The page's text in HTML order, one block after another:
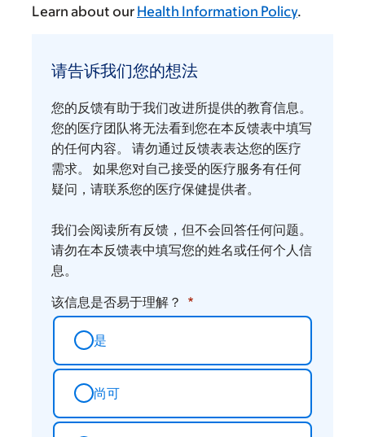
Learn about our Health Information Policy.
告
我
们
您
的
想
请告诉我们您的想法
您的反馈有助于我们改进所提供的教育信息。
您的医疗团队将无法看到您在本反馈表中填写
的任何内容。 请勿通过反馈表表达您的医疗
需求。 如果您对自己接受的医疗服务有任何
疑问，请联系您的医疗保健提供者。
我们会阅读所有反馈，但不会回答任何问题。
请勿在本反馈表中填写您的姓名或任何个人信
息。
该信息是否易于理解？
是
尚可